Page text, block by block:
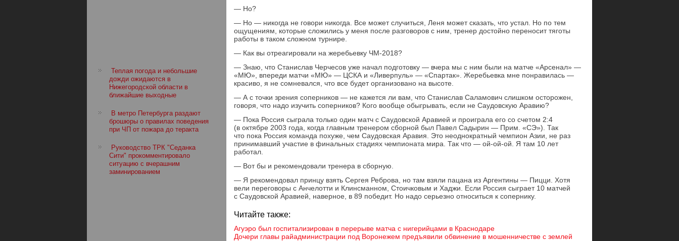
Теплая погода и небольшие
дожди ожидаются в
Нижегородской области в
ближайшие выходные
В метро Петербурга раздают
брошюры о правилах поведения
при ЧП от пожара до теракта
Руководство ТРК "Седанка
Сити" прокомментировало
ситуацию с вчерашним
заминированием
— Но?
— Но — никогда не говори никогда. Все может случиться, Леня может сказать, что устал. Но по тем
ощущениям, которые сложились у меня после разговоров с ним, тренер достойно переносит тяготы
работы в таком сложном турнире.
— Как вы отреагировали на жеребьевку ЧМ-2018?
— Знаю, что Станислав Черчесов уже начал подготовку — вчера мы с ним были на матче «Арсенал» —
«МЮ», впереди матчи «МЮ» — ЦСКА и «Ливерпуль» — «Спартак». Жеребьевка мне понравилась —
красиво, я не сомневался, что все будет организовано на высоте.
— А с точки зрения соперников — не кажется ли вам, что Станислав Саламович слишком осторожен,
говоря, что надо изучить соперников? Кого вообще обыгрывать, если не Саудовскую Аравию?
— Пока Россия сыграла только один матч с Саудовской Аравией и проиграла его со счетом 2:4
(в октябре 2003 года, когда главным тренером сборной был Павел Садырин — Прим. «СЭ»). Так
что пока Россия команда похуже, чем Саудовская Аравия. Это неоднократный чемпион Азии, не раз
принимавший участие в финальных стадиях чемпионата мира. Так что — ой-ой-ой. Я там 10 лет
работал.
— Вот бы и рекомендовали тренера в сборную.
— Я рекомендовал принцу взять Сергея Реброва, но там взяли пацана из Аргентины — Пицци. Хотя
вели переговоры с Анчелотти и Клинсманном, Стоичковым и Хаджи. Если Россия сыграет 10 матчей
с Саудовской Аравией, наверное, в 89 победит. Но надо серьезно относиться к сопернику.
Читайте также:
Агуэро был госпитализирован в перерыве матча с нигерийцами в Краснодаре
Дочери главы райадминистрации под Воронежем предъявили обвинение в мошенничестве с землей